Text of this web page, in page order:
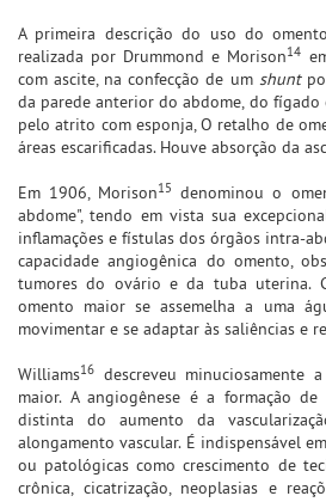
A primeira descrição do uso do
realizada por Drummond e Morison14
com ascite, na confecção de um shunt
da parede anterior do abdome, do fígado
pelo atrito com esponja, O retalho de
áreas escarificadas. Houve absorção da
Em 1906, Morison15
denominou o
abdome", tendo em vista sua
inflamações e fístulas dos órgãos intra-
capacidade angiogênica do omento,
tumores do ovário e da tuba uterina.
omento maior se assemelha a uma
movimentar e se adaptar às saliências e
Williams16
descreveu minuciosamente
maior. A angiogênese é a formação de
distinta do aumento da
alongamento vascular. É indispensável
ou patológicas como crescimento de
crônica, cicatrização, neoplasias e